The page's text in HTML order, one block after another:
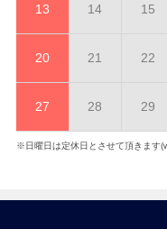
13 14 15
20 21 22
27 28 29
※日曜日は定休日とさせて頂きます